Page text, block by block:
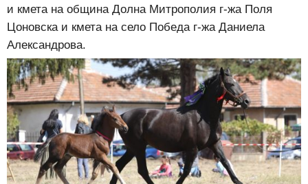
и кмета на община Долна Митрополия г-жа Поля
Цоновска и кмета на село Победа г-жа Даниела
Александрова.